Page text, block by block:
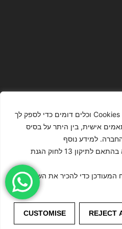
באתר זה נעשה שימוש בקבצי Cookies וכלים דומים כדי לספק לך
אישית, בין היתר על בסיס
למידע נוסף
מדיניות הפרטיות שלנו עודכנה בהתאם לתיקון 13 לחוק הגנת
המעודכן כדי להכיר את השינויים
CUSTOMISE REJECT
Presented On
This Website
Have Been
Digitally
Enhanced Or
Modified.
MODELS
הזכויות שמורות